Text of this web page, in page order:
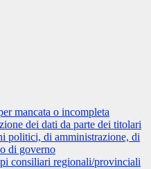
mancata o incompleta
dei dati da parte dei titolari
politici, di amministrazione, di
di governo
consiliari regionali/provinciali